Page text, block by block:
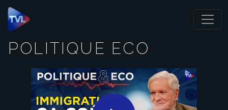
Panneau de gestion des cookies
POLITIQUE ECO